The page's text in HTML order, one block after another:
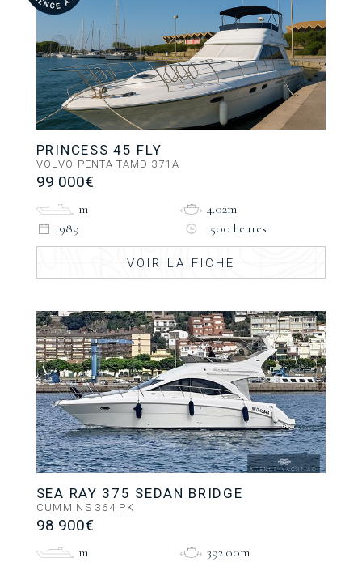
PRINCESS 45 FLY
VOLVO PENTA TAMD 371A
99 000€
m
4.02m
1989
1500 heures
VOIR LA FICHE
SEA RAY 375 SEDAN BRIDGE
CUMMINS 364 PK
98 900€
m
392.00m